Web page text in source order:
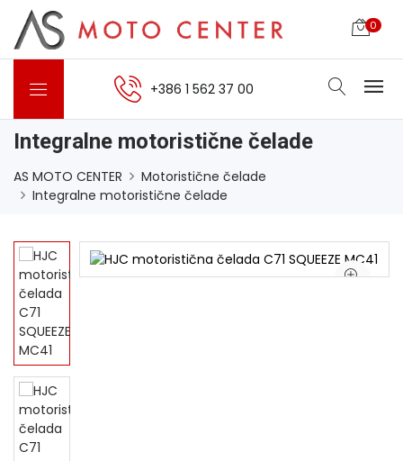
0
+386 1 562 37 00
Integralne motoristične čelade
AS MOTO CENTER
Motoristične čelade
Integralne motoristične čelade